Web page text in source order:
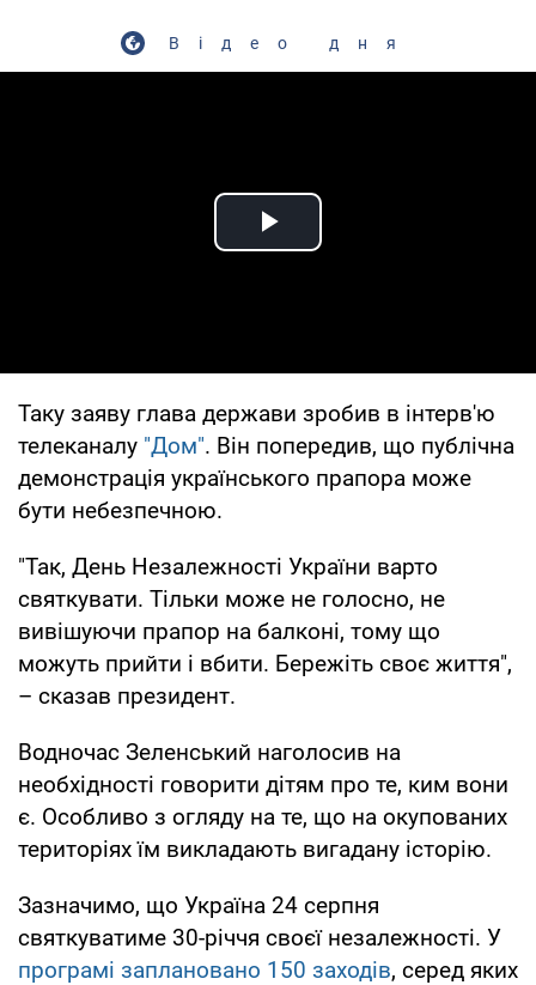
Відео дня
Play Video
Таку заяву глава держави зробив в інтерв'ю
телеканалу "Дом". Він попередив, що публічна
демонстрація українського прапора може
бути небезпечною.
"Так, День Незалежності України варто
святкувати. Тільки може не голосно, не
вивішуючи прапор на балконі, тому що
можуть прийти і вбити. Бережіть своє життя",
– сказав президент.
Водночас Зеленський наголосив на
необхідності говорити дітям про те, ким вони
є. Особливо з огляду на те, що на окупованих
територіях їм викладають вигадану історію.
Зазначимо, що Україна 24 серпня
святкуватиме 30-річчя своєї незалежності. У
програмі заплановано 150 заходів, серед яких